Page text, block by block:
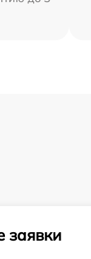
заявки